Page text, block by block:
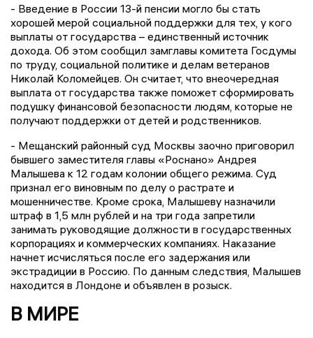
- Введение в России 13-й пенсии могло бы стать
хорошей мерой социальной поддержки для тех, у кого
выплаты от государства – единственный источник
дохода. Об этом сообщил замглавы комитета Госдумы
по труду, социальной политике и делам ветеранов
Николай Коломейцев. Он считает, что внеочередная
выплата от государства также поможет сформировать
подушку финансовой безопасности людям, которые не
получают поддержки от детей и родственников.
- Мещанский районный суд Москвы заочно приговорил
бывшего заместителя главы «Роснано» Андрея
Малышева к 12 годам колонии общего режима. Суд
признал его виновным по делу о растрате и
мошенничестве. Кроме срока, Малышеву назначили
штраф в 1,5 млн рублей и на три года запретили
занимать руководящие должности в государственных
корпорациях и коммерческих компаниях. Наказание
начнет исчисляться после его задержания или
экстрадиции в Россию. По данным следствия, Малышев
находится в Лондоне и объявлен в розыск.
В МИРЕ